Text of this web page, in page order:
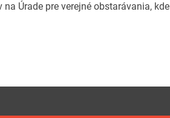
Úrade pre verejné obstarávania, kde